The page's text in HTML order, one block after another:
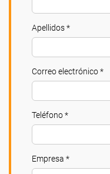
Apellidos *
Correo electrónico *
Teléfono *
Empresa *